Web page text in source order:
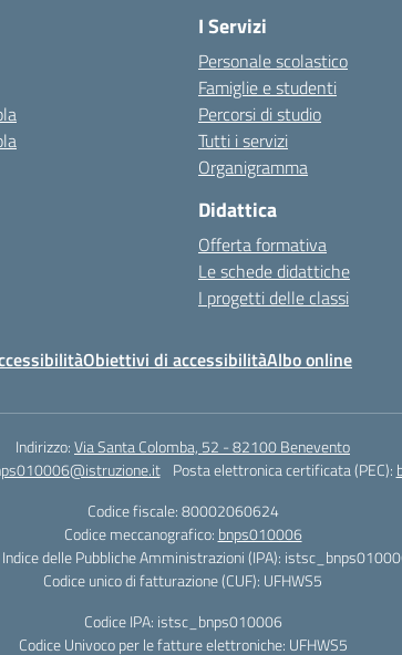
I Servizi
Personale scolastico
Famiglie e studenti
Percorsi di studio
Tutti i servizi
Organigramma
Didattica
Offerta formativa
Le schede didattiche
I progetti delle classi
Obiettivi di accessibilitàAlbo online
Indirizzo:Via Santa Colomba, 52 - 82100 Benevento
Posta elettronica certificata (PEC):
Codice fiscale: 80002060624
Codice meccanografico: bnps010006
Indice delle Pubbliche Amministrazioni (IPA):
Codice unico di fatturazione (CUF): UFHWS5
Codice IPA: istsc_bnps010006
Codice Univoco per le fatture elettroniche: UFHWS5